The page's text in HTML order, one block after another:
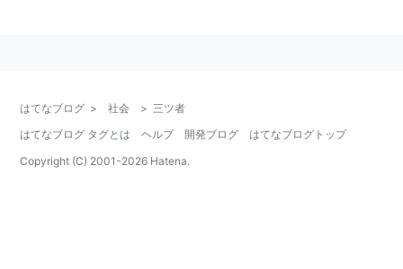
はてなブログ > 社会 > 三ツ者
はてなブログ タグとは
ヘルプ 開発ブログ
はてなブログトップ
Copyright (C) 2001-2026 Hatena.